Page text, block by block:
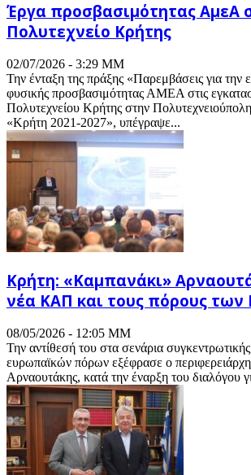
Έργα προσβασιμότητας ΑμεΑ
Πολυτεχνείο Κρήτης
02/07/2026 - 3:29 ΜΜ
Την ένταξη της πράξης «Παρεμβάσεις για την
φυσικής προσβασιμότητας ΑΜΕΑ στις
Πολυτεχνείου Κρήτης στην
«Κρήτη 2021-2027», υπέγραψε...
Κρήτη: «Καμπανάκι»
νέα ΚΑΠ και τους πόρους των
08/05/2026 - 12:05 ΜΜ
Την αντίθεσή του στα σενάρια συγκεντρωτικής
ευρωπαϊκών πόρων εξέφρασε ο
Αρναουτάκης, κατά την έναρξη του διαλόγου